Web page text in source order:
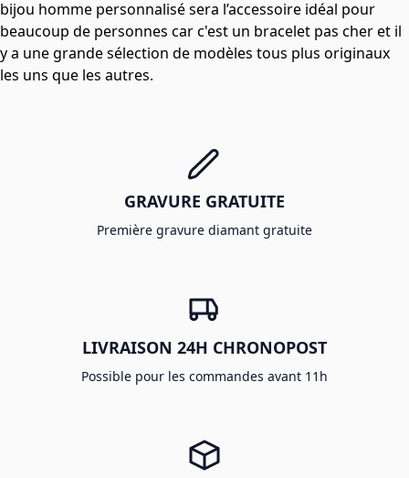
bijou homme personnalisésera l’accessoire idéal pour
beaucoup de personnes car c'est un bracelet pas cher et il
y a une grande sélection de modèles tous plus originaux
les uns que les autres.
GRAVURE GRATUITE
Première gravure diamant gratuite
LIVRAISON 24H CHRONOPOST
Possible pour les commandes avant 11h